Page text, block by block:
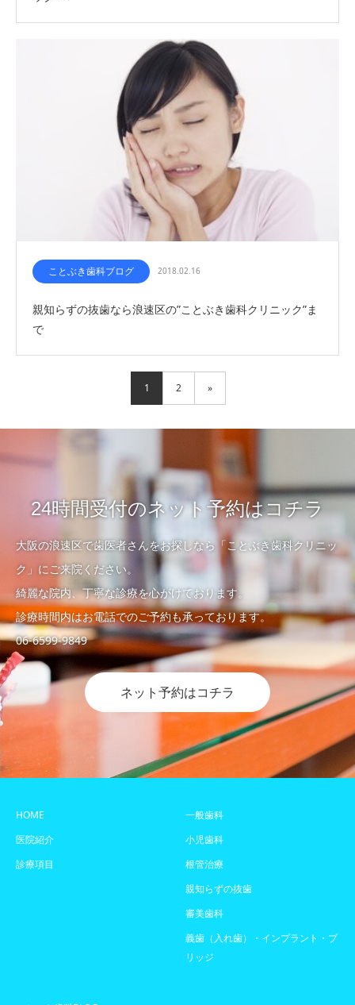
ことぶき歯科ブログ 2018.02.16
親知らずの抜歯なら浪速区の”ことぶき歯科クリニック”ま
で
1 2 »
24時間受付のネット予約はコチラ
大阪の浪速区で歯医者さんをお探しなら「ことぶき歯科クリニッ
ク」にご来院ください。
綺麗な院内、丁寧な診療を心がけております。
診療時間内はお電話でのご予約も承っております。
06-6599-9849
ネット予約はコチラ
HOME
医院紹介
診療項目
一般歯科
小児歯科
根管治療
親知らずの抜歯
審美歯科
義歯（入れ歯）・インプラント・ブ
リッジ